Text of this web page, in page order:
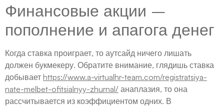
Финансовые акции –
пополнение и апагога денег
Когда ставка проиграет, то аутсайд ничего лишать
должен букмекеру. Обратите внимание, глядишь ставка
добывает https://www.a-virtualhr-team.com/registratsiya-
nate-melbet-ofitsialnyy-zhurnal/ анаплазия, то она
рассчитывается из коэффициентом одних. В